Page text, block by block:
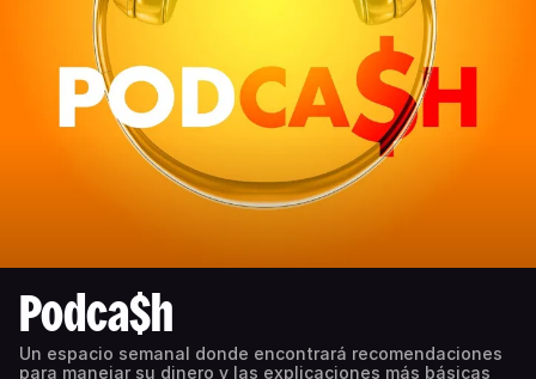
Podca$h
Un espacio semanal donde encontrará recomendaciones
para manejar su dinero y las explicaciones más básicas